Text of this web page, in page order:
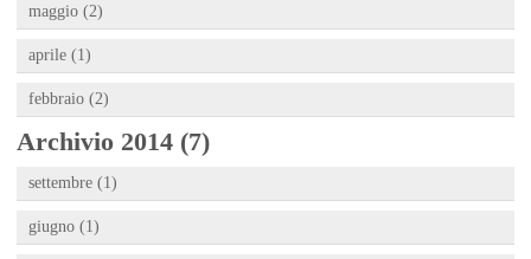
maggio (2)
aprile (1)
febbraio (2)
Archivio 2014 (7)
settembre (1)
giugno (1)